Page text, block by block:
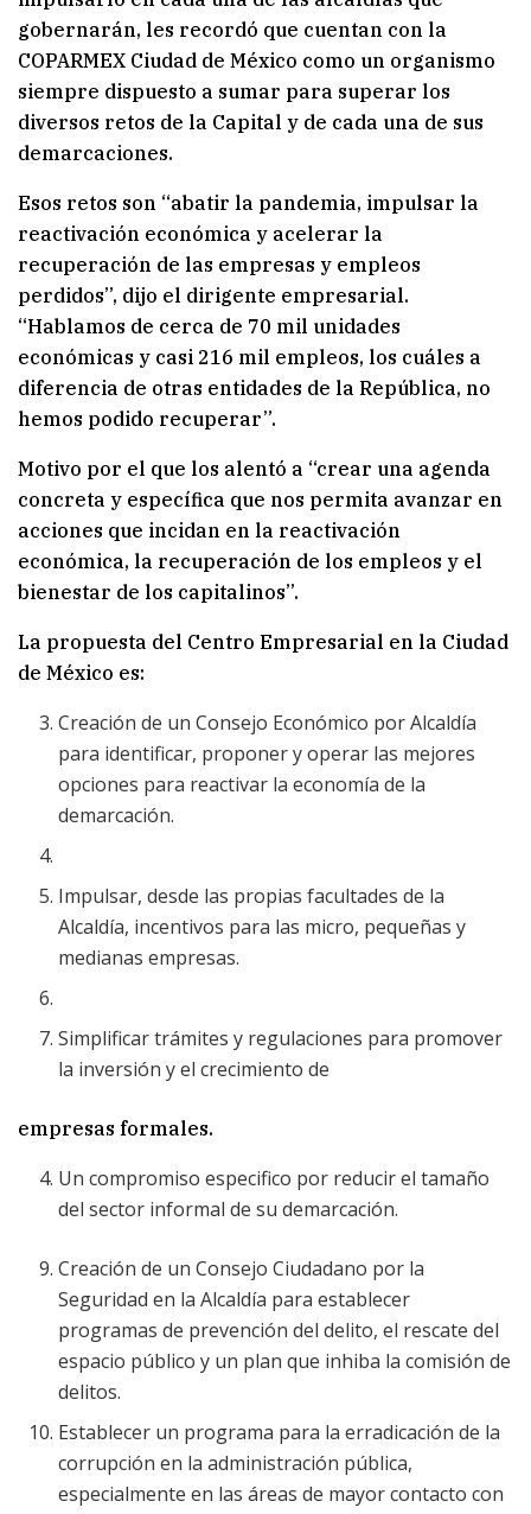
gobernarán, les recordó que cuentan con la
COPARMEX Ciudad de México como un organismo
siempre dispuesto a sumar para superar los
diversos retos de la Capital y de cada una de sus
demarcaciones.
Esos retos son “abatir la pandemia, impulsar la
reactivación económica y acelerar la
recuperación de las empresas y empleos
perdidos”, dijo el dirigente empresarial.
“Hablamos de cerca de 70 mil unidades
económicas y casi 216 mil empleos, los cuáles a
diferencia de otras entidades de la República, no
hemos podido recuperar”.
Motivo por el que los alentó a “crear una agenda
concreta y específica que nos permita avanzar en
acciones que incidan en la reactivación
económica, la recuperación de los empleos y el
bienestar de los capitalinos”.
La propuesta del Centro Empresarial en la Ciudad
de México es:
Creación de un Consejo Económico por Alcaldía
para identificar, proponer y operar las mejores
opciones para reactivar la economía de la
demarcación.
Impulsar, desde las propias facultades de la
Alcaldía, incentivos para las micro, pequeñas y
medianas empresas.
Simplificar trámites y regulaciones para promover
la inversión y el crecimiento de
empresas formales.
Un compromiso especifico por reducir el tamaño
del sector informal de su demarcación.
Creación de un Consejo Ciudadano por la
Seguridad en la Alcaldía para establecer
programas de prevención del delito, el rescate del
espacio público y un plan que inhiba la comisión de
delitos.
Establecer un programa para la erradicación de la
corrupción en la administración pública,
especialmente en las áreas de mayor contacto con